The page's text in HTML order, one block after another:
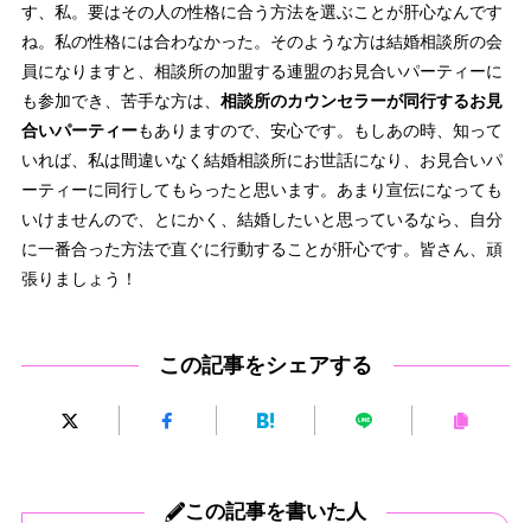
す、私。要はその人の性格に合う方法を選ぶことが肝心なんです
ね。私の性格には合わなかった。そのような方は結婚相談所の会
員になりますと、相談所の加盟する連盟のお見合いパーティーに
も参加でき、苦手な方は、 相談所のカウンセラーが同行するお見
合いパーティーもありますので、安心です。もしあの時、知って
いれば、私は間違いなく結婚相談所にお世話になり、お見合いパ
ーティーに同行してもらったと思います。あまり宣伝になっても
いけませんので、とにかく、結婚したいと思っているなら、自分
に一番合った方法で直ぐに行動することが肝心です。皆さん、頑
張りましょう！
この記事をシェアする
この記事を書いた人